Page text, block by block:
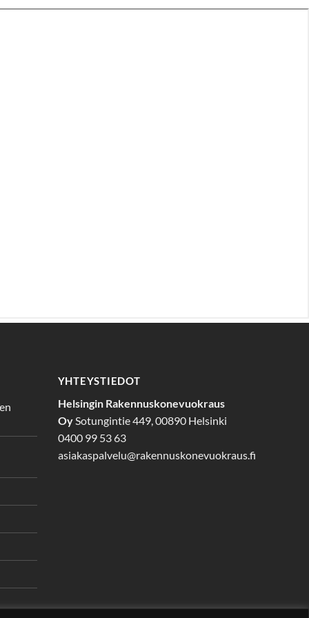
YHTEYSTIEDOT
Helsingin Rakennuskonevuokraus
OySotungintie 449, 00890 Helsinki
0400 99 53 63
asiakaspalvelu@rakennuskonevuokraus.fi